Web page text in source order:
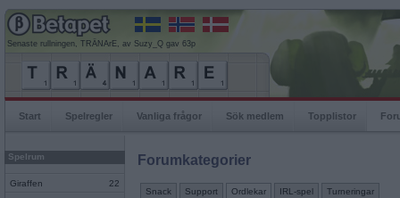
Senaste rullningen, TRÄNArE, av Suzy_Q gav 63p
Start Spelregler Vanliga frågor Sök medlem Topplistor
Spelrum
Giraffen 22
Forumkategorier
Snack Support Ordlekar IRL-spel Turneringar